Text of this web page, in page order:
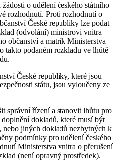
o udělení českého státního
rozhodnutí. Proti rozhodnutí o
České republiky lze podat
(odvolání) ministrovi vnitra
občanství a matrik Ministerstva
takto podaném rozkladu ve lhůtě
České republiky, které jsou
státu, jsou vyloučeny ze
správní řízení a stanovit lhůtu pro
dokladů, které musí být
nebo jiných dokladů nezbytných k
podmínky pro udělení českého
Ministerstva vnitra o přerušení
(není opravný prostředek).